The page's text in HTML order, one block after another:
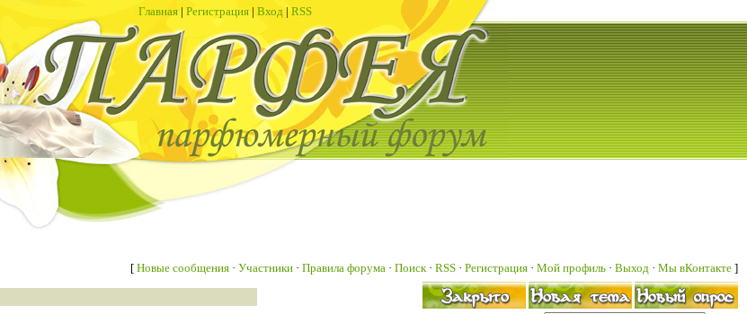
Главная | Регистрация | Вход | RSS
[ Новые сообщения · Участники · Правила форума · Поиск· RSS · Регистрация · Мой профиль · Выход · Мы вКонтакте ]